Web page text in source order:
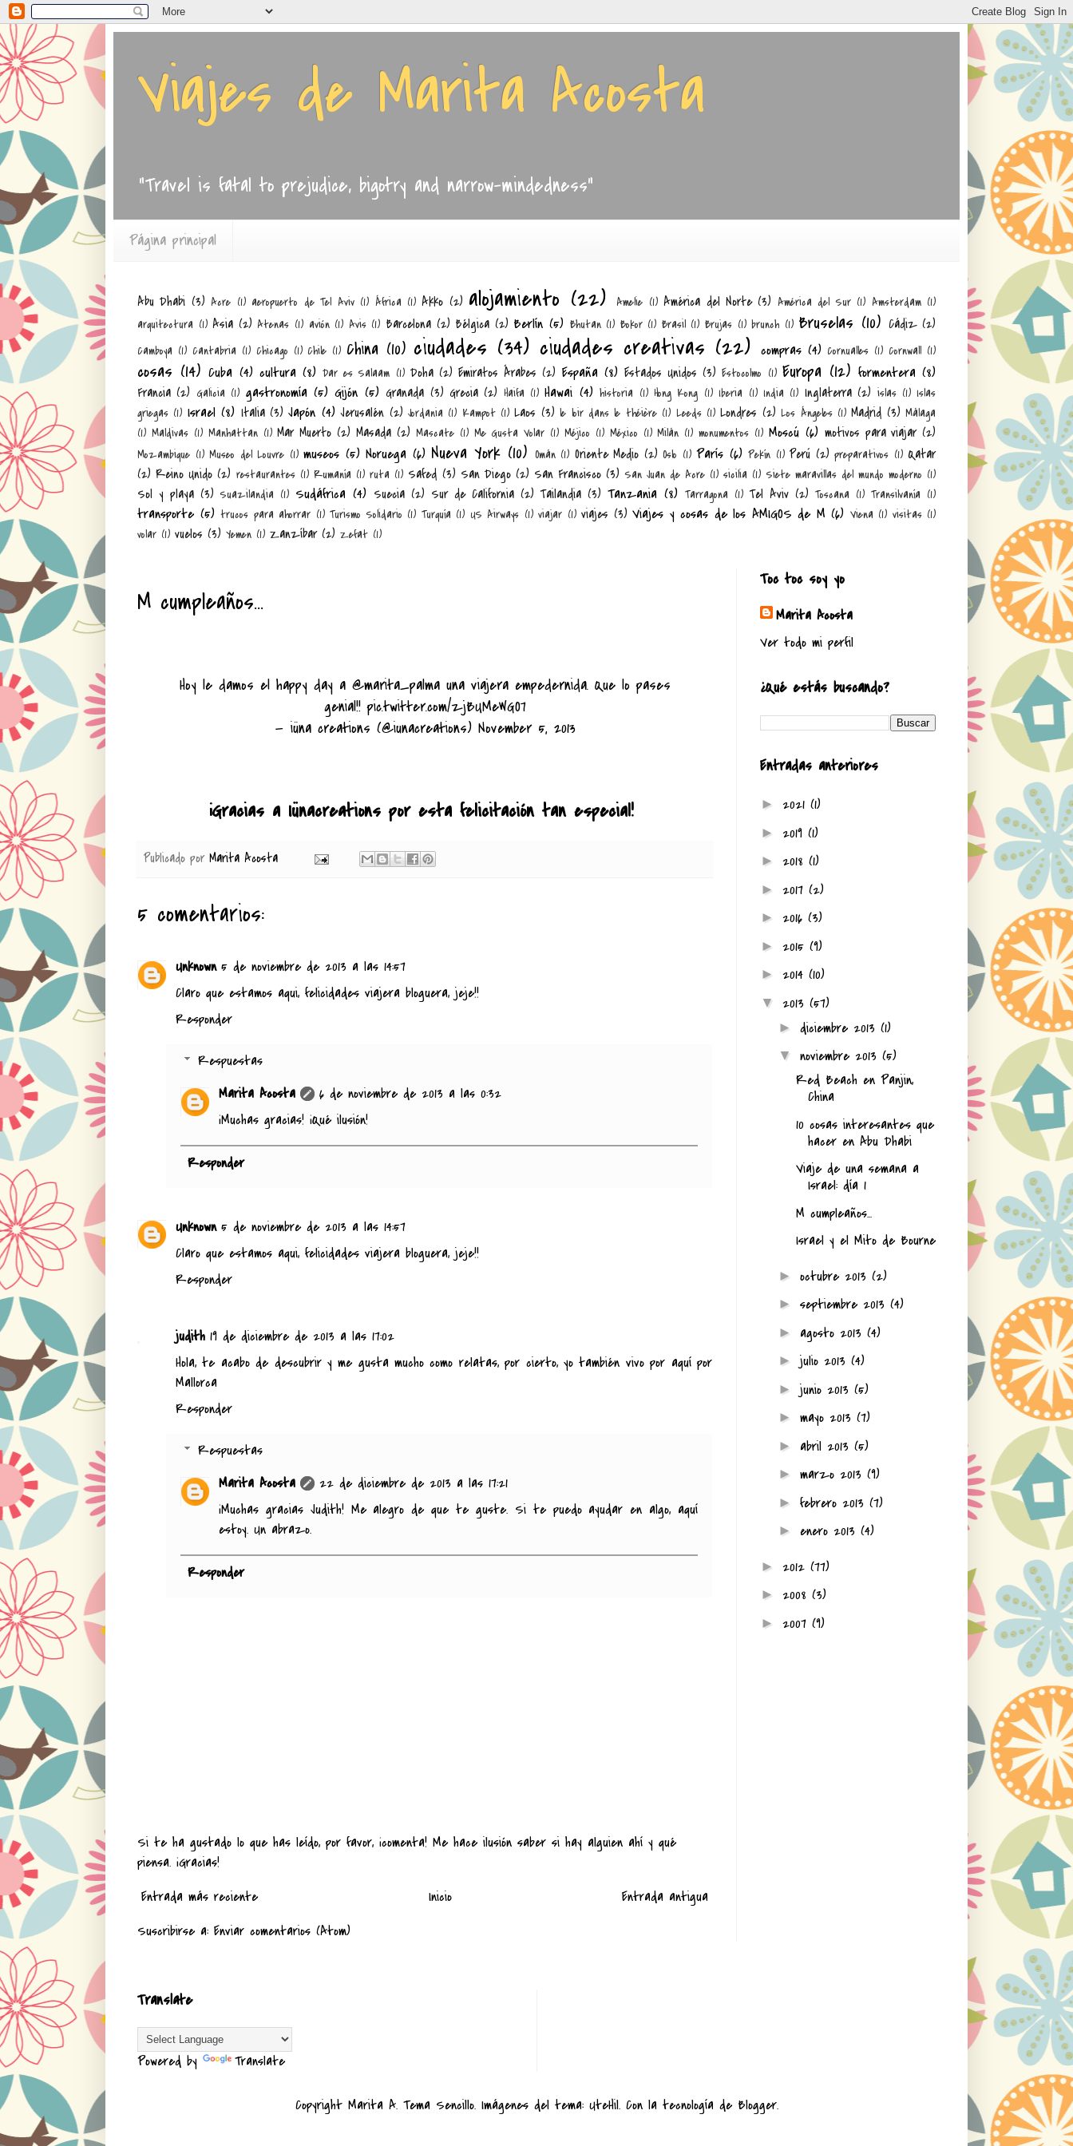
Viajes de Marita Acosta
"Travel is fatal to prejudice, bigotry and narrow-mindedness"
Página principal
Abu Dhabi (3) Acre (1) aeropuerto de Tel Aviv (1) África (1) Akko (2) alojamiento (22) Amelie (1) América del Norte (3) América del Sur (1) Amsterdam (1)
arquitectura (1) Asia (2) Atenas (1) avión (1) Avis (1) Barcelona (2) Bélgica (2) Berlín (5) Bhutan (1) Bokor (1) Brasil (1) Brujas (1) brunch (1) Bruselas (10) Cádiz (2)
Camboya (1) Cantabria (1) Chicago (1) Chile (1) China (10) ciudades (34) ciudades creativas (22) compras (4) Cornualles (1) Cornwall (1)
cosas (14) Cuba (4) cultura (8) Dar es Salaam (1) Doha (2) Emiratos Árabes (2) España (8) Estados Unidos (3) Estocolmo (1) Europa (12) formentera (8)
Francia (2) Galicia (1) gastronomía (5) Gijón (5) Granada (3) Grecia (2) Haifa (1) Hawai (4) historia (1) Hong Kong (1) Iberia (1) India (1) Inglaterra (2) islas (1) Islas
griegas (1) Israel (8) Italia (3) Japón (4) Jerusalén (2) Jordania (1) Kampot (1) Laos (3) le loir dans le théière (1) Leeds (1) Londres (2) Los Ángeles (1) Madrid (3) Málaga
(1) Maldivas (1) Manhattan (1) Mar Muerto (2) Masada (2) Mascate (1) Me Gusta Volar (1) Méjico (1) México (1) Milán (1) monumentos (1) Moscú (6) motivos para viajar (2)
Mozambique (1) Museo del Louvre (1) museos (5) Noruega (6) Nueva York (10) Omán (1) Oriente Medio (2) Oslo (1) París (6) Pekín (1) Perú (2) preparativos (1) Qatar
(2) Reino Unido (2) restaurantes (1) Rumanía (1) ruta (1) Safed (3) San Diego (2) San Francisco (3) San Juan de Acre (1) sicilia (1) Siete maravillas del mundo moderno (1)
Sol y playa (3) Suazilandia (1) Sudáfrica (4) Suecia (2) Sur de California (2) Tailandia (3) Tanzania (8) Tarragona (1) Tel Aviv (2) Toscana (1) Transilvanía (1)
transporte (5) trucos para ahorrar (1) Turismo Solidario (1) Turquía (1) US Airways (1) viajar (1) viajes (3) Viajes y cosas de los AMIGOS de M (6) Viena (1) visitas (1)
volar (1) vuelos (3) Yemen (1) Zanzíbar (2) Zefat (1)
M cumpleaños...
Hoy le damos el happy day a @marita_palmauna viajera empedernida. Que lo pases
genial!!pic.twitter.com/zjBUMeWGO7
— iüna creations (@iunacreations) November 5, 2013
¡Gracias a Iünacreationspor esta felicitación tan especial!
Publicado por Marita Acosta
5 comentarios:
Unknown 5 de noviembre de 2013 a las 14:57
Claro que estamos aqui, felicidades viajera bloguera, jeje!!
Responder
Respuestas
Marita Acosta
6 de noviembre de 2013 a las 0:32
¡Muchas gracias! ¡Qué ilusión!
Responder
Unknown 5 de noviembre de 2013 a las 14:57
Claro que estamos aqui, felicidades viajera bloguera, jeje!!
Responder
judith 19 de diciembre de 2013 a las 17:02
Hola, te acabo de descubrir y me gusta mucho como relatas, por cierto, yo también vivo por aquí por
Mallorca
Responder
Respuestas
Marita Acosta
22 de diciembre de 2013 a las 17:21
¡Muchas gracias Judith! Me alegro de que te guste. Si te puedo ayudar en algo, aquí
estoy. Un abrazo.
Responder
Si te ha gustado lo que has leído, por favor, ¡comenta! Me hace ilusión saber si hay alguien ahí y qué
piensa. ¡Gracias!
Entrada más reciente
Entrada antigua
Inicio
Suscribirse a: Enviar comentarios (Atom)
Toc toc soy yo
Marita Acosta
Ver todo mi perfil
¿Qué estás buscando?
Entradas anteriores
► 2021 (1)
► 2019 (1)
► 2018 (1)
► 2017 (2)
► 2016 (3)
► 2015 (9)
► 2014 (10)
▼ 2013 (57)
► diciembre 2013 (1)
▼ noviembre 2013 (5)
Red Beach en Panjin,
China
10 cosas interesantes que
hacer en Abu Dhabi
Viaje de una semana a
Israel: día 1
M cumpleaños...
Israel y el Mito de Bourne
► octubre 2013 (2)
► septiembre 2013 (4)
► agosto 2013 (4)
► julio 2013 (4)
► junio 2013 (5)
► mayo 2013 (7)
► abril 2013 (5)
► marzo 2013 (9)
► febrero 2013 (7)
► enero 2013 (4)
► 2012 (77)
► 2008 (3)
► 2007 (9)
Translate
Powered by Translate
Copyright Marita A. Tema Sencillo. Imágenes del tema: UteHil. Con la tecnología de Blogger.